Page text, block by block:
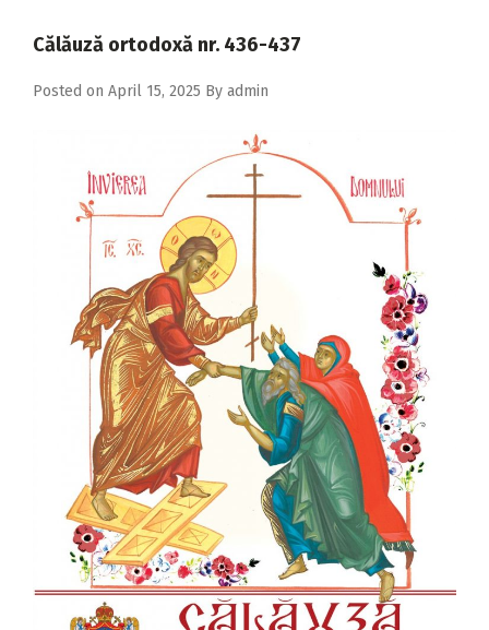
2017
2016
Călăuză ortodoxă nr. 436-437
Posted on April 15, 2025 By admin